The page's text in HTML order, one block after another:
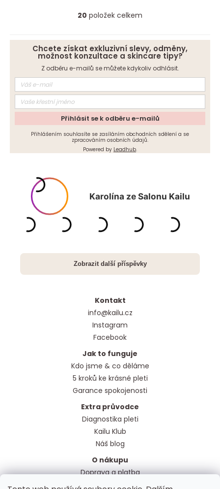
O
l
á
d
a
í
p
r
v
k
y
i
s
20 položek celkem
Chcete získat exkluzivní slevy, odměny,
možnost konzultace a skincare tipy?
Z odběru e-mailů se můžete kdykoliv odhlásit.
Přihlásit se k odběru e-mailů
Přihlášením souhlasíte se zasíláním obchodních sdělení a se
zpracováním osobních údajů.
Powered by Leadhub.
Kontakt
info@kailu.cz
Instagram
Facebook
Jak to funguje
Kdo jsme & co děláme
5 kroků ke krásné pleti
Garance spokojenosti
Extra průvodce
Diagnostika pleti
Kailu Klub
Náš blog
O nákupu
Doprava a platba
Obchodní podmínky